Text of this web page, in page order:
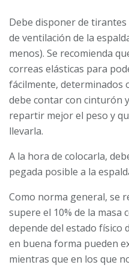
Debe disponer de
de ventilación de la
menos). Se recomienda
correas elásticas para
fácilmente, determinados
debe contar con cinturón
repartir mejor el peso y
llevarla.
A la hora de colocarla,
pegada posible a la
Como norma general, se
supere el 10% de la masa
depende del estado físico
en buena forma pueden
mientras que en los que